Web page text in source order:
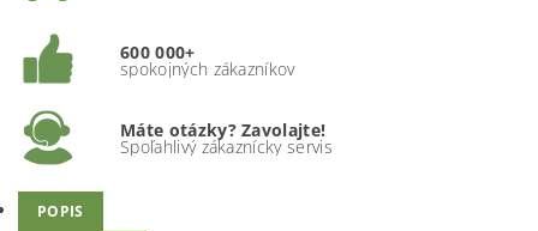
600 000+
spokojných zákazníkov
Máte otázky? Zavolajte!
Spoľahlivý zákaznícky servis
POPIS